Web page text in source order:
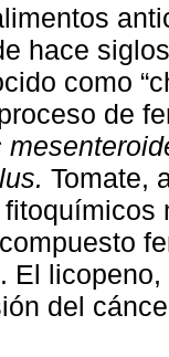
hace
como
de
Tomate,
El
del